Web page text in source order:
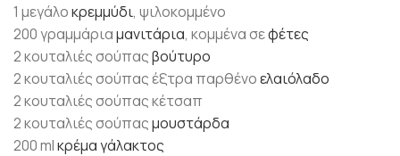
1 μεγάλοκρεμμύδι, ψιλοκομμένο
200 γραμμάριαμανιτάρια, κομμένα σεφέτες
2 κουταλιές σούπαςβούτυρο
2 κουταλιές σούπας έξτρα παρθένοελαιόλαδο
2 κουταλιές σούπας κέτσαπ
2 κουταλιές σούπαςμουστάρδα
200 mlκρέμα γάλακτος